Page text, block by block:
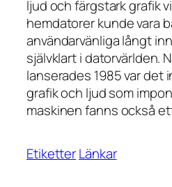
ljud och färgstark grafik
hemdatorer kunde vara
användarvänliga långt
självklart i datorvärlden.
lanserades 1985 var det
grafik och ljud som
maskinen fanns också
EtiketterLänkar